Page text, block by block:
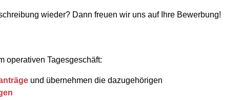
wieder? Dann freuen wir uns auf Ihre Bewerbung!
operativen Tagesgeschäft:
und übernehmen die dazugehörigen